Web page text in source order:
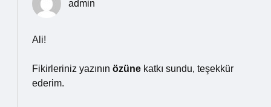
admin
Ali!
Fikirleriniz yazının özüne katkı sundu, teşekkür
ederim.